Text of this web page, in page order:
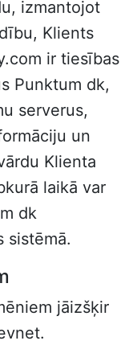
izmantojot
Klients
ir tiesības
Punktum dk,
serverus,
un
Klienta
laikā var
dk
sistēmā.
jāizšķir